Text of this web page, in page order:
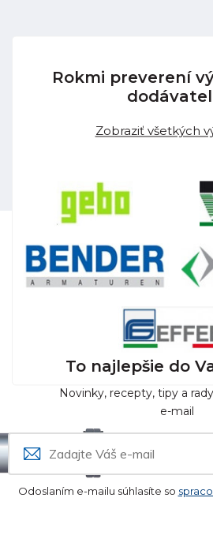
Rokmi preverení
Zobraziť všetkých
To najlepšie do
Novinky, recepty, tipy a
e-mail
Odoslaním e-mailu súhlasíte so